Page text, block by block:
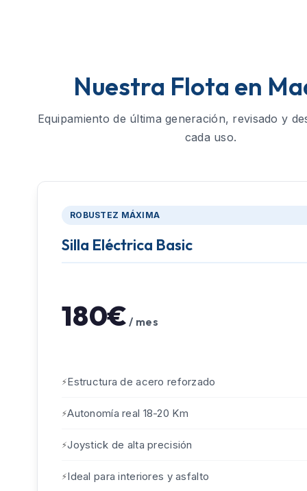
Nuestra Flota en
Equipamiento de última generación, revisado y
cada uso.
ROBUSTEZ MÁXIMA
Silla Eléctrica Basic
180€ / mes
Estructura de acero reforzado
Autonomía real 18-20 Km
Joystick de alta precisión
Ideal para interiores y asfalto